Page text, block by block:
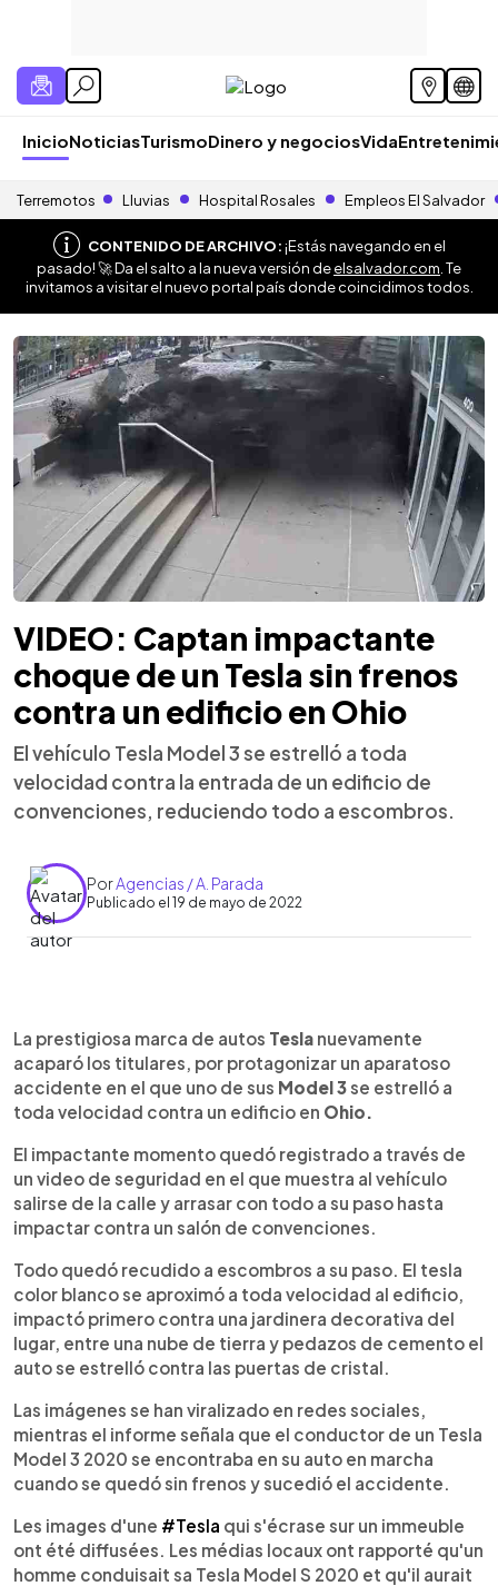
InicioNoticiasTurismoDinero y negociosVida
Terremotos Lluvias Hospital Rosales Empleos El Salvador
CONTENIDO DE ARCHIVO:¡Estás navegando en el
pasado! 🚀 Da el salto a la nueva versión deelsalvador.com . Te
invitamos a visitar el nuevo portal país donde coincidimos todos.
VIDEO: Captan impactante
choque de un Tesla sin frenos
contra un edificio en Ohio
El vehículo Tesla Model 3 se estrelló a toda
velocidad contra la entrada de un edificio de
convenciones, reduciendo todo a escombros.
PorAgencias / A. Parada
Publicado el 19 de mayo de 2022
► Escuchar artículo
La prestigiosa marca de autos Tesla nuevamente
acaparó los titulares, por protagonizar un aparatoso
accidente en el que uno de sus Model 3se estrelló a
toda velocidad contra un edificio en Ohio.
El impactante momento quedó registrado a través de
un video de seguridad en el que muestra al vehículo
salirse de la calle y arrasar con todo a su paso hasta
impactar contra un salón de convenciones.
Todo quedó recudido a escombros a su paso. El tesla
color blanco se aproximó a toda velocidad al edificio,
impactó primero contra una jardinera decorativa del
lugar, entre una nube de tierra y pedazos de cemento el
auto se estrelló contra las puertas de cristal.
Las imágenes se han viralizado en redes sociales,
mientras el informe señala que el conductor de un Tesla
Model 3 2020 se encontraba en su auto en marcha
cuando se quedó sin frenos y sucedió el accidente.
Les images d'une #Tesla qui s'écrase sur un immeuble
ont été diffusées. Les médias locaux ont rapporté qu'un
homme conduisait sa Tesla Model S 2020 et qu'il aurait